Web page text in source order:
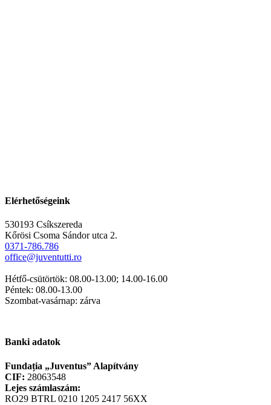
Elérhetőségeink
530193 Csíkszereda
Kőrösi Csoma Sándor utca 2.
0371-786.786
office@juventutti.ro
Hétfő-csütörtök: 08.00-13.00; 14.00-16.00
Péntek: 08.00-13.00
Szombat-vasárnap: zárva
Banki adatok
Fundația „Juventus” Alapítvány
CIF: 28063548
Lejes számlaszám:
RO29 BTRL 0210 1205 2417 56XX